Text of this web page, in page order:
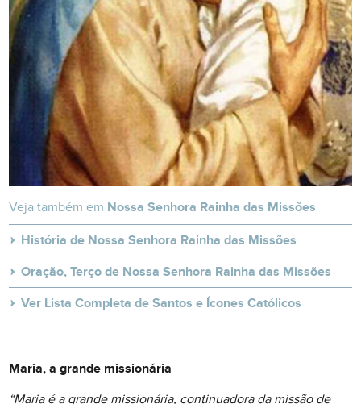
Veja também em Nossa Senhora Rainha das Missões
História de Nossa Senhora Rainha das Missões
Oração, Terço de Nossa Senhora Rainha das Missões
Ver Lista Completa de Santos e Ícones Católicos
Maria, a grande missionária
“Maria é a grande missionária, continuadora da missão de